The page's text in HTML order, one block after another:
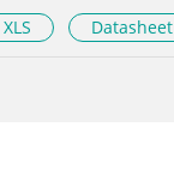
XLS Datasheet